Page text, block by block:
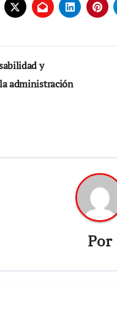
y
administración
Por